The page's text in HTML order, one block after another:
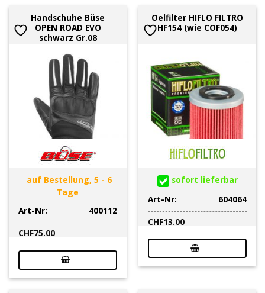
Handschuhe Büse
OPEN ROAD EVO
schwarz Gr.08
auf Bestellung, 5 - 6
Tage
Art-Nr:
400112
CHF75.00
Oelfilter HIFLO FILTRO
HF154 (wie COF054)
sofort lieferbar
Art-Nr:
604064
CHF13.00